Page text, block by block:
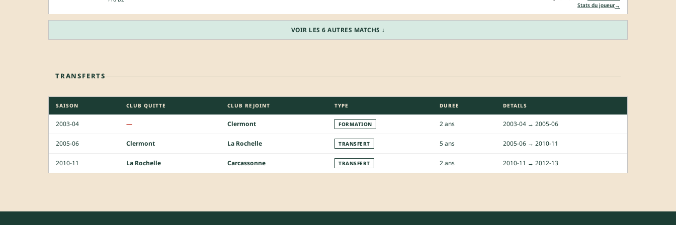
Stats du joueur→
VOIR LES 6 AUTRES MATCHS ↓
TRANSFERTS
SAISON CLUB QUITTE CLUB REJOINT TYPE DUREE DETAILS
2003-04 — Clermont FORMATION 2 ans 2003-04 → 2005-06
2005-06 Clermont La Rochelle TRANSFERT 5 ans 2005-06 → 2010-11
2010-11 La Rochelle Carcassonne TRANSFERT 2 ans 2010-11 → 2012-13